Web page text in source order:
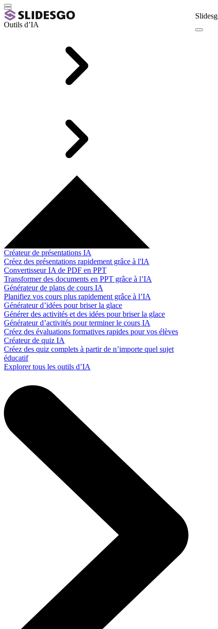
Outils d’IA
Créateur de présentations IA
Créez des présentations rapidement grâce à l'IA
Convertisseur IA de PDF en PPT
Transformer des documents en PPT grâce à l’IA
Générateur de plans de cours IA
Planifiez vos cours plus rapidement grâce à l’IA
Générateur d’idées pour briser la glace
Générer des activités et des idées pour briser la glace
Générateur d’activités pour terminer le cours IA
Créez des évaluations formatives rapides pour vos élèves
Créateur de quiz IA
Créez des quiz complets à partir de n’importe quel sujet
éducatif
Explorer tous les outils d’IA